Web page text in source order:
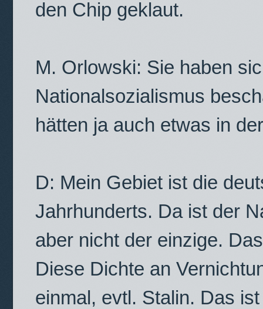
den Chip geklaut.
M. Orlowski: Sie haben
Nationalsozialismus
hätten ja auch etwas in
D: Mein Gebiet ist die
Jahrhunderts. Da ist der
aber nicht der einzige.
Diese Dichte an
einmal, evtl. Stalin. Das